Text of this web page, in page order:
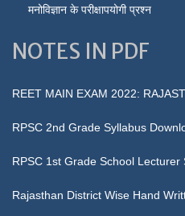
मनोविज्ञान के परीक्षापयोगी प्रश्न
NOTES IN PDF
REET MAIN EXAM 2022:
RPSC 2nd
RPSC 1st Grade School
Rajasthan District Wise Hand